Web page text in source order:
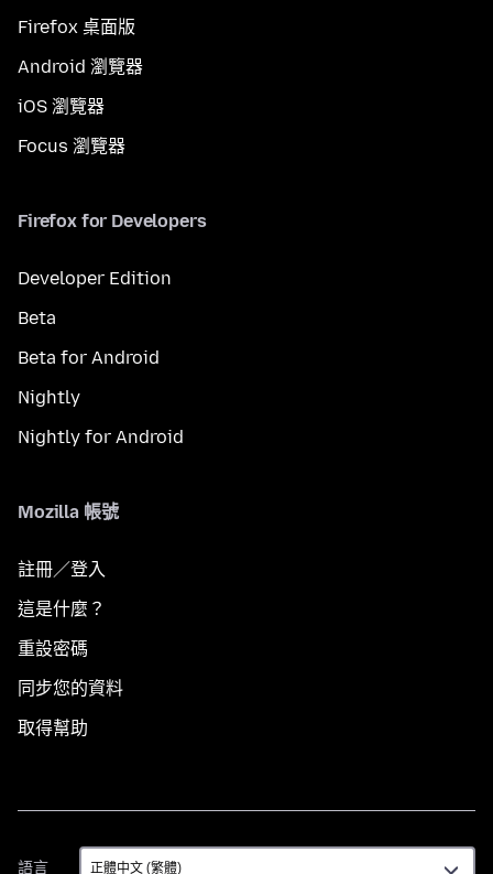
Firefox 桌面版
Android 瀏覽器
iOS 瀏覽器
Focus 瀏覽器
Firefox for Developers
Developer Edition
Beta
Beta for Android
Nightly
Nightly for Android
Mozilla 帳號
註冊／登入
這是什麼？
重設密碼
同步您的資料
取得幫助
語言
語